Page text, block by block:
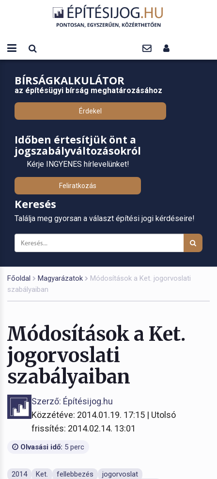
BÍRSÁGKALKULÁTOR
az építésügyi bírság meghatározásához
Érdekel
Időben értesítjük önt a
jogszabályváltozásokról
Kérje INGYENES hírlevelünket!
Feliratkozás
Keresés
Találja meg gyorsan a választ építési jogi kérdéseire!
Főoldal Magyarázatok
Módosítások a Ket. jogorvoslati
szabályaiban
Módosítások a Ket.
jogorvoslati
szabályaiban
Szerző: Építésijog.hu
Közzétéve: 2014.01.19. 17:15 | Utolsó
frissítés: 2014.02.14. 13:01
Olvasási idő: 5 perc
2014 Ket. fellebbezés
jogorvoslat